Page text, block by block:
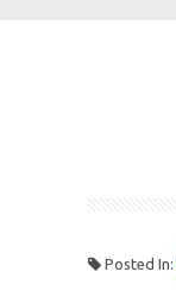
Posted In: